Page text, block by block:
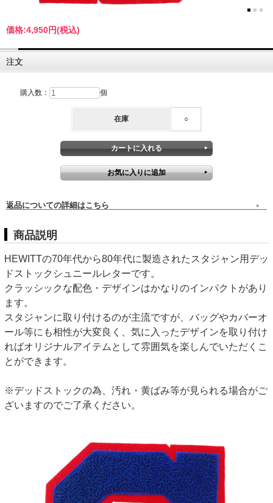
価格:4,950円(税込)
注文
購入数： 個
在庫 ○
返品についての詳細はこちら
商品説明
HEWITTの70年代から80年代に製造されたスタジャン用デッ
ドストックシュニールレターです。
クラッシックな配色・デザインはかなりのインパクトがあり
ます。
スタジャンに取り付けるのが主流ですが、バッグやカバーオ
ール等にも相性が大変良く、気に入ったデザインを取り付け
ればオリジナルアイテムとして雰囲気を楽しんでいただくこ
とができます。
※デッドストックの為、汚れ・黄ばみ等が見られる場合がご
ざいますのでご了承ください。